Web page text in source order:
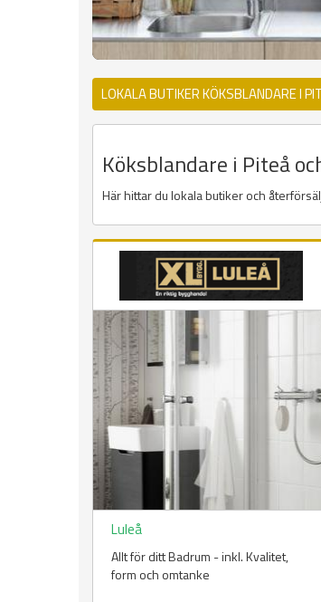
LOKALA BUTIKER KÖKSBLANDARE I
Köksblandare i Piteå
Här hittar du lokala butiker och
Luleå
Allt för ditt Badrum - inkl. Kvalitet,
form och omtanke